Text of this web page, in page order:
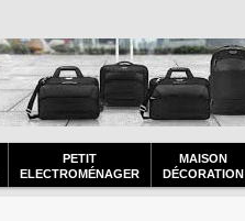
PETIT
ELECTROMÉNAGER
MAISON
DÉCORATION